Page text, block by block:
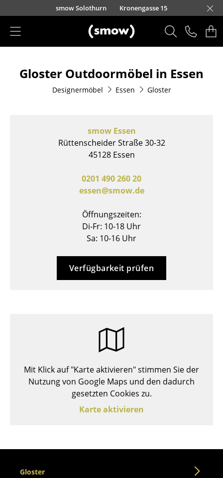
Direkt zum Inhaltsmow Solothurn Kronengasse 15
Sitzmöbel
Esszimmerstühle
Bänke & Liegen
Konferenzstühle
Gloster Outdoormöbel in Essen
Designermöbel Essen Gloster
smow Essen
Rüttenscheider Straße 30-32
45128 Essen
0201 490 260 20
essen@smow.de
Öffnungszeiten:
Di-Fr: 10-18 Uhr
Sa: 10-16 Uhr
Verfügbarkeit prüfen
Mit Klick auf "Karte aktivieren" stimmen Sie der
Nutzung von Google Maps und den dadurch
gesetzten Cookies zu.
Karte aktivieren
Gloster